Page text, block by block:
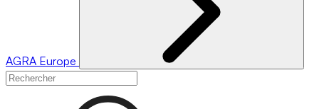
AGRA Europe